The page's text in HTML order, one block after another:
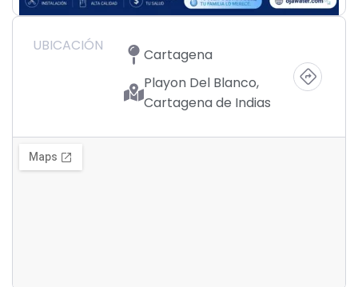
UBICACIÓN
Cartagena
Playon Del Blanco,
Cartagena de Indias